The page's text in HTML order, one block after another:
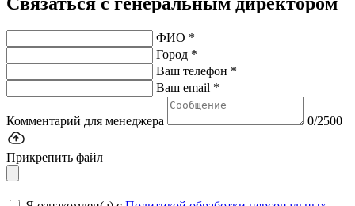
ФИО *
Город *
Ваш телефон *
Ваш email *
Комментарий для менеджера 0/2500
Прикрепить файл